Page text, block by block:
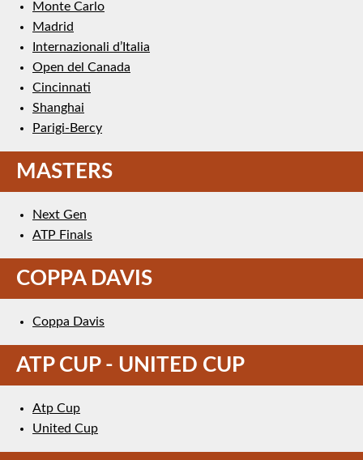
Monte Carlo
Madrid
Internazionali d’Italia
Open del Canada
Cincinnati
Shanghai
Parigi-Bercy
MASTERS
Next Gen
ATP Finals
COPPA DAVIS
Coppa Davis
ATP CUP - UNITED CUP
Atp Cup
United Cup